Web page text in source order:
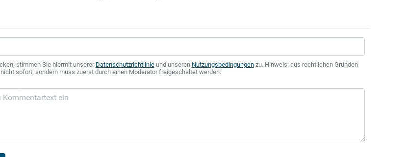
stimmen Sie hiermit unserer Datenschutzrichtlinieund unseren Nutzungsbedingungenzu. Hinweis: aus rechtlichen Gründen
sofort, sondern muss zuerst durch einen Moderator freigeschaltet werden.